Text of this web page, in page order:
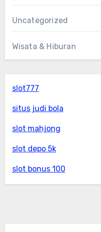
Uncategorized
Wisata & Hiburan
slot777
situs judi bola
slot mahjong
slot depo 5k
slot bonus 100